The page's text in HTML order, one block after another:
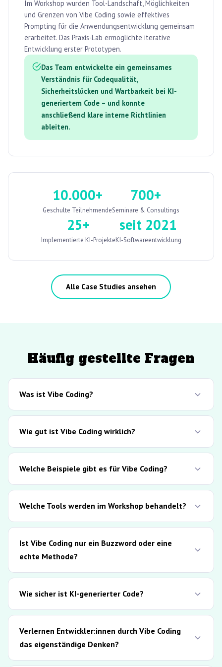
Im Workshop wurden Tool-Landschaft, Möglichkeiten
und Grenzen von Vibe Coding sowie effektives
Prompting für die Anwendungsentwicklung gemeinsam
erarbeitet. Das Praxis-Lab ermöglichte iterative
Entwicklung erster Prototypen.
Das Team entwickelte ein gemeinsames
Verständnis für Codequalität,
Sicherheitslücken und Wartbarkeit bei KI-
generiertem Code – und konnte
anschließend klare interne Richtlinien
ableiten.
10.000+
Geschulte Teilnehmende
700+
Seminare & Consultings
25+
Implementierte KI-Projekte
seit 2021
KI-Softwareentwicklung
Alle Case Studies ansehen
Häufig gestellte Fragen
Was ist Vibe Coding?
Wie gut ist Vibe Coding wirklich?
Welche Beispiele gibt es für Vibe Coding?
Welche Tools werden im Workshop behandelt?
Ist Vibe Coding nur ein Buzzword oder eine
echte Methode?
Wie sicher ist KI-generierter Code?
Verlernen Entwickler:innen durch Vibe Coding
das eigenständige Denken?